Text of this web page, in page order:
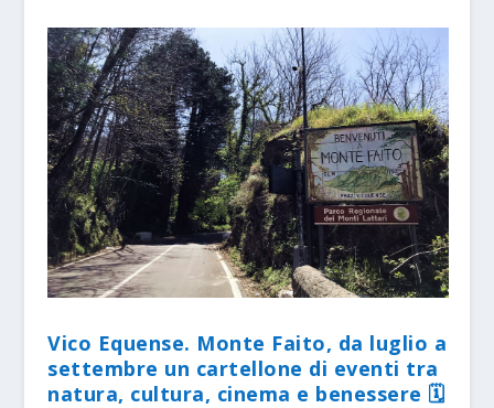
Vico Equense. Monte Faito, da luglio a
settembre un cartellone di eventi tra
natura, cultura, cinema e benessere 🗓